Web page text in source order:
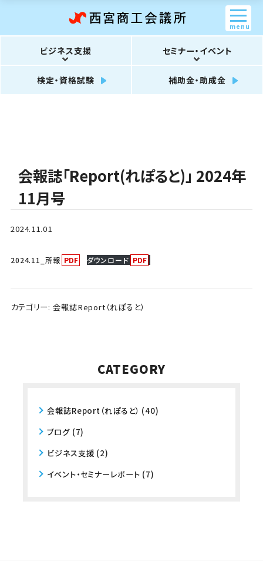
ビジネス支援 セミナー・イベント
検定・資格試験 補助金・助成金
menu
会報誌「Report(れぽると)」 2024年
11月号
2024.11.01
2024.11_所報 ダウンロード
カテゴリー:会報誌Report（れぽると）
CATEGORY
会報誌Report（れぽると） (40)
ブログ(7)
ビジネス支援 (2)
イベント・セミナーレポート (7)